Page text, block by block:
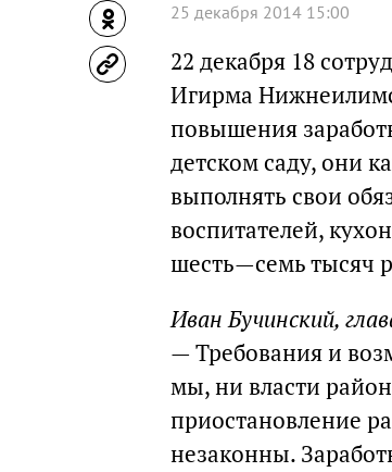
25 декабря 2014 15:00
22 декабря 18
Игирма
повышения
детском саду, они
выполнять свои
воспитателей,
шесть—семь тысяч
Иван Бучинский,
— Требования и
мы, ни власти
приостановление
незаконны.